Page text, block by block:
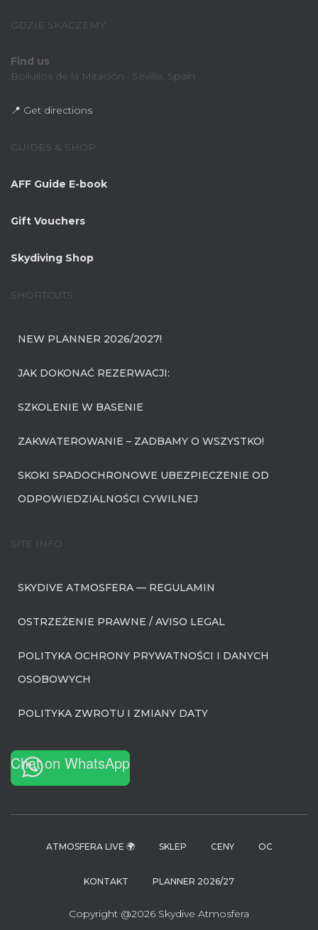
GDZIE SKACZEMY
Find us
Bollullos de la Mitación · Seville, Spain
📍 Get directions
GUIDES & SHOP
AFF Guide E-book
Gift Vouchers
Skydiving Shop
SHORTCUTS
NEW PLANNER 2026/2027!
JAK DOKONAĆ REZERWACJI:
SZKOLENIE W BASENIE
ZAKWATEROWANIE – ZADBAMY O WSZYSTKO!
SKOKI SPADOCHRONOWE UBEZPIECZENIE OD
ODPOWIEDZIALNOŚCI CYWILNEJ
SITE INFO
SKYDIVE ATMOSFERA — REGULAMIN
OSTRZEŻENIE PRAWNE / AVISO LEGAL
POLITYKA OCHRONY PRYWATNOŚCI I DANYCH
OSOBOWYCH
POLITYKA ZWROTU I ZMIANY DATY
Chat on WhatsApp
ATMOSFERA LIVE 🌍 SKLEP CENY OC
KONTAKT PLANNER 2026/27
Copyright @2026 Skydive Atmosfera